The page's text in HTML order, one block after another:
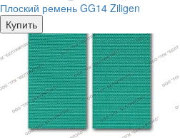
Плоский ремень GG14 Ziligen
Купить